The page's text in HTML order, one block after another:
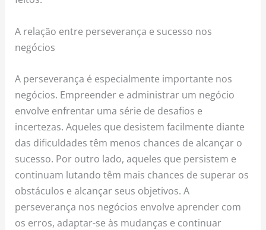
A relação entre perseverança e sucesso nos
negócios
A perseverança é especialmente importante nos
negócios. Empreender e administrar um negócio
envolve enfrentar uma série de desafios e
incertezas. Aqueles que desistem facilmente diante
das dificuldades têm menos chances de alcançar o
sucesso. Por outro lado, aqueles que persistem e
continuam lutando têm mais chances de superar os
obstáculos e alcançar seus objetivos. A
perseverança nos negócios envolve aprender com
os erros, adaptar-se às mudanças e continuar